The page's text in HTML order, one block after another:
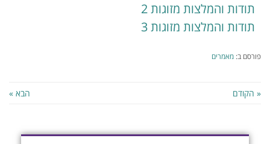
תודות והמלצות מזוגות 2
תודות והמלצות מזוגות 3
פורסם ב: מאמרים
« הקודם הבא »